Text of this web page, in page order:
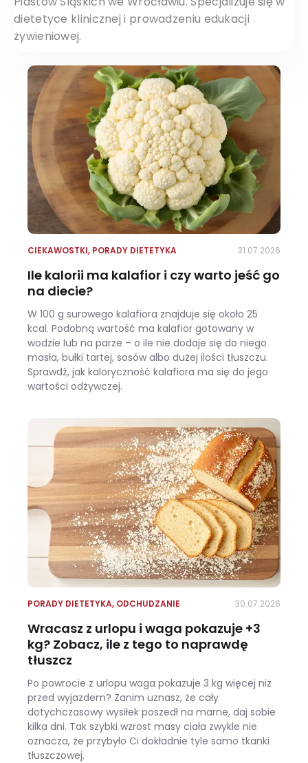
dietetyce klinicznej i prowadzeniu edukacji
żywieniowej.
CIEKAWOSTKI, PORADY DIETETYKA 31.07.2026
Ile kalorii ma kalafior i czy warto jeść go
na diecie?
W 100 g surowego kalafiora znajduje się około 25
kcal. Podobną wartość ma kalafior gotowany w
wodzie lub na parze – o ile nie dodaje się do niego
masła, bułki tartej, sosów albo dużej ilości tłuszczu.
Sprawdź, jak kaloryczność kalafiora ma się do jego
wartości odżywczej.
PORADY DIETETYKA, ODCHUDZANIE 30.07.2026
Wracasz z urlopu i waga pokazuje +3
kg? Zobacz, ile z tego to naprawdę
tłuszcz
Po powrocie z urlopu waga pokazuje 3 kg więcej niż
przed wyjazdem? Zanim uznasz, że cały
dotychczasowy wysiłek poszedł na marne, daj sobie
kilka dni. Tak szybki wzrost masy ciała zwykle nie
oznacza, że przybyło Ci dokładnie tyle samo tkanki
tłuszczowej.